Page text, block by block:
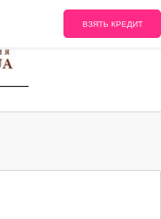
ВЗЯТЬ КРЕДИТ